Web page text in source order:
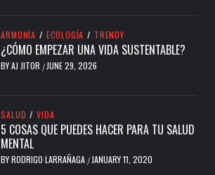
ARMONÍA / ECOLOGÍA / TRENDY
¿CÓMO EMPEZAR UNA VIDA SUSTENTABLE?
BYAJ JITOR / JUNE 29, 2026
SALUD / VIDA
5 COSAS QUE PUEDES HACER PARA TU SALUD
MENTAL
BYRODRIGO LARRAÑAGA / JANUARY 11, 2020